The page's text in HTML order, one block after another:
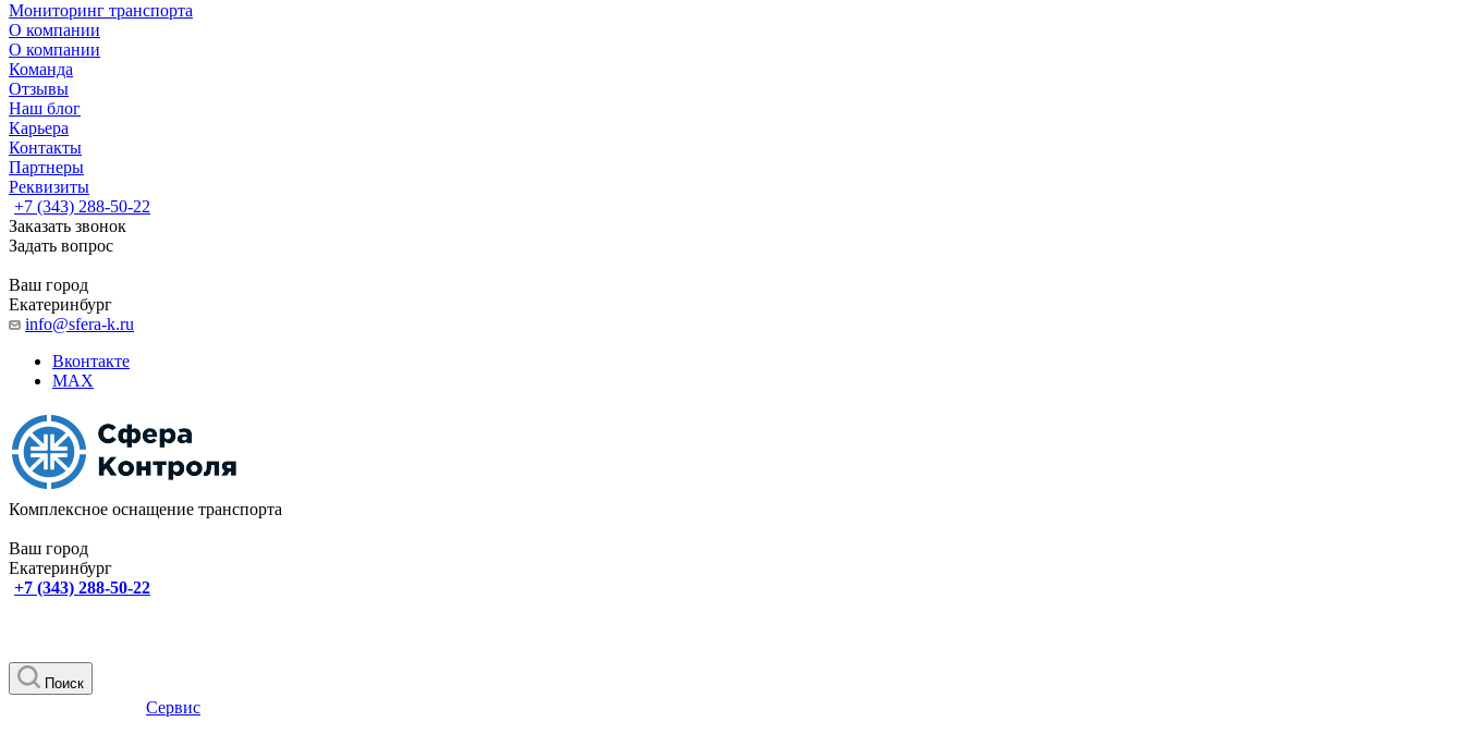
Мониторинг транспорта
О компании
О компании
Команда
Отзывы
Наш блог
Карьера
Контакты
Партнеры
Реквизиты
+7 (343) 288-50-22
Заказать звонок
Задать вопрос
Ваш город
Екатеринбург
info@sfera-k.ru
Вконтакте
MAX
Комплексное оснащение транспорта
Ваш город
Екатеринбург
+7 (343) 288-50-22
Поиск
Сервис